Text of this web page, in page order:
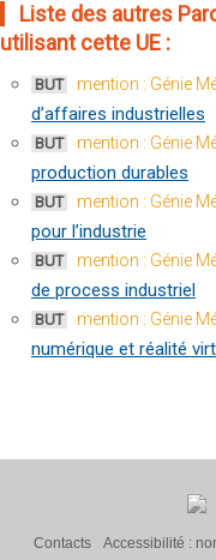
Liste des autres
utilisant cette UE :
BUT mention : Génie
d’affaires industrielles
BUT mention : Génie
production durables
BUT mention : Génie
pour l’industrie
BUT mention : Génie
de process industriel
BUT mention : Génie
numérique et réalité
Contacts Accessibilité :